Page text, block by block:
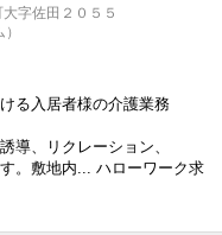
字佐田２０５５
る入居者様の介護業務
導、リクレーション、
。敷地内... ハローワーク求